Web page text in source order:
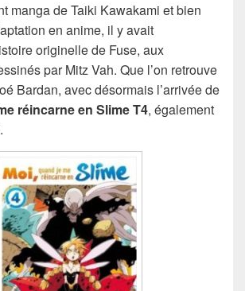
manga de Taiki Kawakami et bien
en anime, il y avait
originelle de Fuse, aux
par Mitz Vah. Que l’on retrouve
Bardan, avec désormais l’arrivée de
réincarne en Slime T4, également